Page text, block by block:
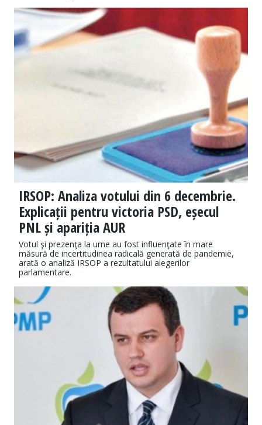
IRSOP: Analiza votului din 6 decembrie.
Explicații pentru victoria PSD, eșecul
PNL și apariția AUR
Votul şi prezenţa la urne au fost influenţate în mare
măsură de incertitudinea radicală generată de pandemie,
arată o analiză IRSOP a rezultatului alegerilor
parlamentare.